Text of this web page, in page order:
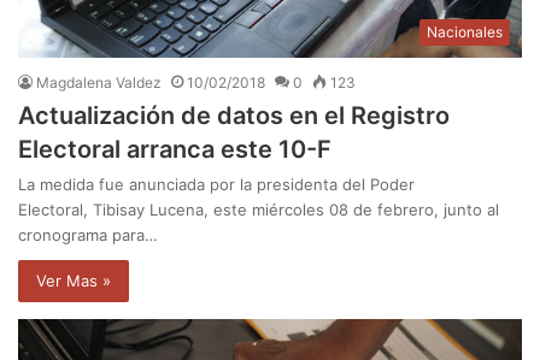
Nacionales
Magdalena Valdez 10/02/2018 0 123
Actualización de datos en el Registro
Electoral arranca este 10-F
La medida fue anunciada por la presidenta del Poder
Electoral, Tibisay Lucena, este miércoles 08 de febrero, junto al
cronograma para…
Ver Mas »